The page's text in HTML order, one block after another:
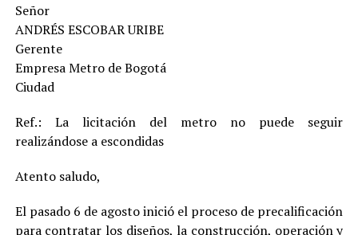
Señor
ANDRÉS ESCOBAR URIBE
Gerente
Empresa Metro de Bogotá
Ciudad
Ref.: La licitación del metro no puede seguir
realizándose a escondidas
Atento saludo,
El pasado 6 de agosto inició el proceso de precalificación
para contratar los diseños, la construcción, operación y